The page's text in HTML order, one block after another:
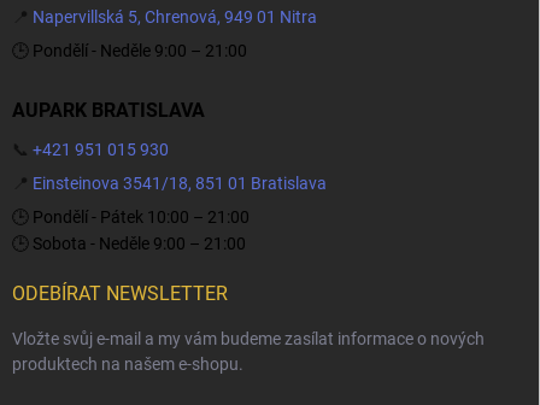
📍 Napervillská 5, Chrenová, 949 01 Nitra
🕒 Pondělí - Neděle 9:00 – 21:00
AUPARK BRATISLAVA
📞 +421 951 015 930
📍 Einsteinova 3541/18, 851 01 Bratislava
🕒 Pondělí - Pátek 10:00 – 21:00
🕒 Sobota - Neděle 9:00 – 21:00
ODEBÍRAT NEWSLETTER
Vložte svůj e-mail a my vám budeme zasílat informace o nových
produktech na našem e-shopu.